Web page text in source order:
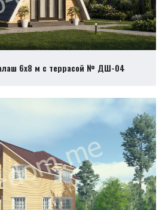
6х8 м с террасой № ДШ-04